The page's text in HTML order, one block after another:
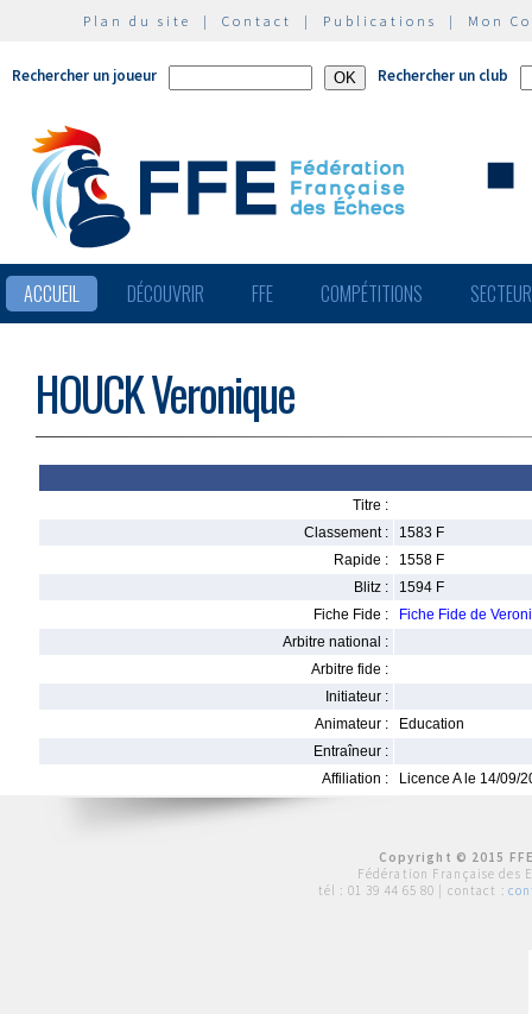
Plan du site | Contact | Publications | Mon
Rechercher un joueur Rechercher un club
ACCUEIL DÉCOUVRIR FFE COMPÉTITIONS
HOUCK Veronique
Titre :
Classement :
1583 F
Rapide :
1558 F
Blitz :
1594 F
Fiche Fide :
Fiche Fide de
Arbitre national :
Arbitre fide :
Initiateur :
Animateur :
Education
Entraîneur :
Affiliation :
Licence A le 14/09/
Copyright © 2015
Fédération Française des
tél : 01 39 44 65 80 | contact :